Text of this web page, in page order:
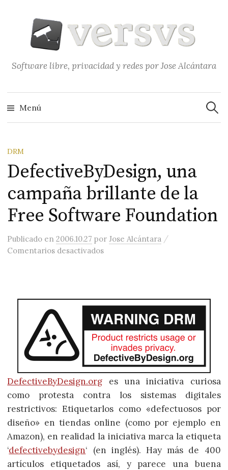
contenido
Software libre, privacidad y redes por Jose Alcántara
Menú
DRM
DefectiveByDesign, una
campaña brillante de la
Free Software Foundation
Publicado en2006.10.27 porJose Alcántara /
Comentarios desactivadosen DefectiveByDesign, una
DefectiveByDesign.org es una iniciativa curiosa
como protesta contra los sistemas digitales
restrictivos: Etiquetarlos como «defectuosos por
diseño» en tiendas online (como por ejemplo en
Amazon), en realidad la iniciativa marca la etiqueta
‘defectivebydesign‘ (en inglés). Hay más de 400
artículos etiquetados así, y parece una buena